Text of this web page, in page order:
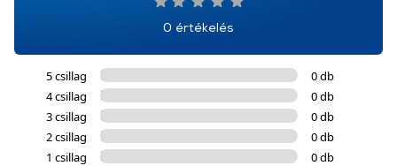
0 értékelés
5 csillag
0 db
4 csillag
0 db
3 csillag
0 db
2 csillag
0 db
1 csillag
0 db